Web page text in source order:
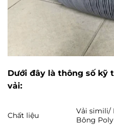
Dưới đây là thông số kỹ
vải:
Chất liệu
Vải simili/
Bông Poly